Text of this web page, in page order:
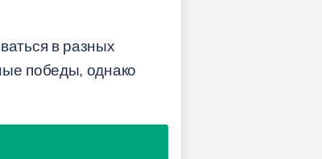
в разных
победы, однако